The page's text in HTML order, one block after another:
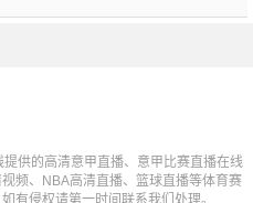
供的高清意甲直播、意甲比赛直播在线
频、NBA高清直播、篮球直播等体育赛
有侵权请第一时间联系我们处理。